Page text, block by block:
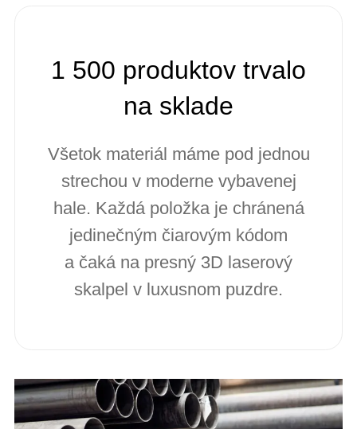
1 500 produktov trvalo
na sklade
Všetok materiál máme pod jednou
strechou v moderne vybavenej
hale. Každá položka je chránená
jedinečným čiarovým kódom
a čaká na presný 3D laserový
skalpel v luxusnom puzdre.